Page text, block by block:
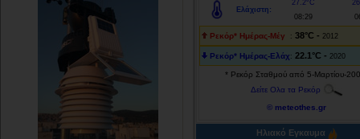
Ελάχιστη:
27.2°C
08:29
Ρεκόρ* Ημέρας-Μέγ : 38°C - 2012
Ρεκόρ* Ημέρας-Ελάχ : 22.1°C - 2020
* Ρεκόρ Σταθμού από 5-Μαρτίου-
Δείτε Ολα τα Ρεκόρ
© meteothes.gr
Ηλιακό Εγκαυμα